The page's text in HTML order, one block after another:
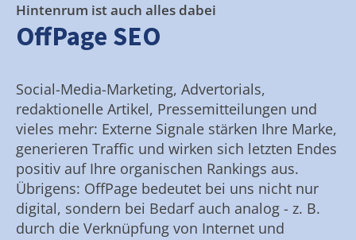
Hintenrum ist auch alles dabei
OffPage SEO
Social-Media-Marketing, Advertorials,
redaktionelle Artikel, Pressemitteilungen und
vieles mehr: Externe Signale stärken Ihre Marke,
generieren Traffic und wirken sich letzten Endes
positiv auf Ihre organischen Rankings aus.
Übrigens: OffPage bedeutet bei uns nicht nur
digital, sondern bei Bedarf auch analog - z. B.
durch die Verknüpfung von Internet und